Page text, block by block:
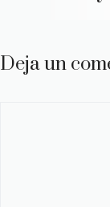
Deja un